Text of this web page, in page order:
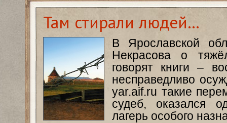
Там стирали людей…
В Ярославской
Некрасова о
говорят книги –
несправедливо
yar.aif.ru такие
судеб, оказался
лагерь особого